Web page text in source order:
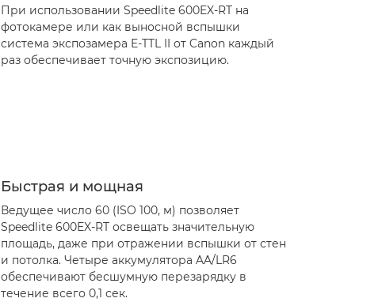
При использовании Speedlite 600EX-RT на
фотокамере или как выносной вспышки
система экспозамера E-TTL II от Canon каждый
раз обеспечивает точную экспозицию.
Быстрая и мощная
Ведущее число 60 (ISO 100, м) позволяет
Speedlite 600EX-RT освещать значительную
площадь, даже при отражении вспышки от стен
и потолка. Четыре аккумулятора AA/LR6
обеспечивают бесшумную перезарядку в
течение всего 0,1 сек.